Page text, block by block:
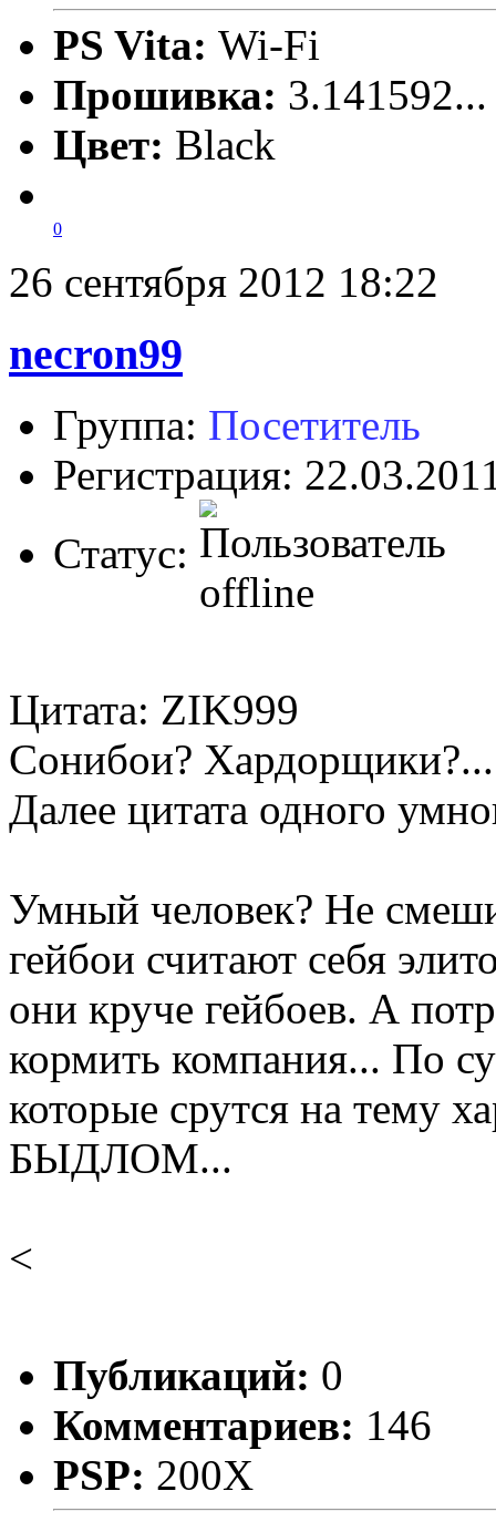
PS Vita: Wi-Fi
Прошивка:
Цвет: Black
0
26 сентября 2012 18:22
necron99
Группа: Посетитель
Регистрация:
Статус:
Цитата: ZIK999
Сонибои?
Далее цитата одного
Умный человек? Не
гейбои считают себя
они круче гейбоев. А
кормить компания... По
которые срутся на тему
БЫДЛОМ...
<
Публикаций: 0
Комментариев: 146
PSP: 200X